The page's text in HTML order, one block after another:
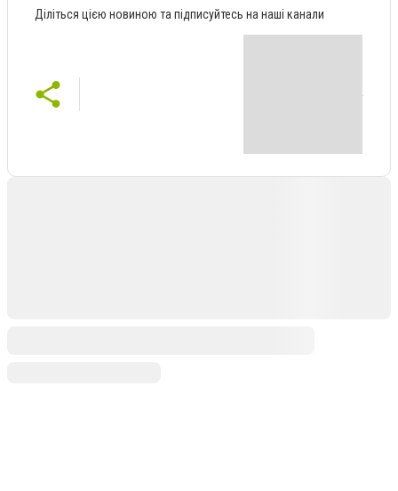
Діліться цією новиною та підписуйтесь на наші канали